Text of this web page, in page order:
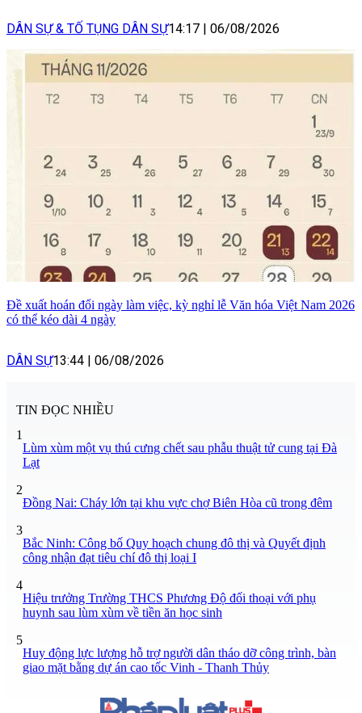
DÂN SỰ & TỐ TỤNG DÂN SỰ14:17 06/08/2026
Đề xuất hoán đổi ngày làm việc, kỳ nghỉ lễ Văn hóa Việt Nam 2026
có thể kéo dài 4 ngày
DÂN SỰ13:44 06/08/2026
TIN ĐỌC NHIỀU
1
Lùm xùm một vụ thú cưng chết sau phẫu thuật tử cung tại Đà
Lạt
2
Đồng Nai: Cháy lớn tại khu vực chợ Biên Hòa cũ trong đêm
3
Bắc Ninh: Công bố Quy hoạch chung đô thị và Quyết định
công nhận đạt tiêu chí đô thị loại I
4
Hiệu trưởng Trường THCS Phương Độ đối thoại với phụ
huynh sau lùm xùm về tiền ăn học sinh
5
Huy động lực lượng hỗ trợ người dân tháo dỡ công trình, bàn
giao mặt bằng dự án cao tốc Vinh - Thanh Thủy